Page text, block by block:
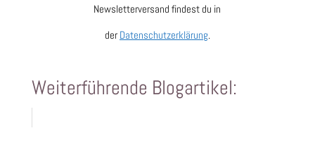
Newsletterversand findest du in
der Datenschutzerklärung.
Weiterführende Blogartikel: